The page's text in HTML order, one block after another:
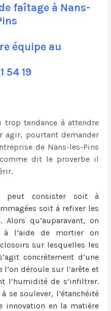
faîtage à Nans-
équipe au
54 19
tendance à attendre
agir, pourtant demander
de Nans-les-Pins
dit le proverbe il
peut consister soit à
soit à refixer les
qu’auparavant, on
l’aide de mortier on
sur lesquelles les
concrètement d’une
déroule sur l’arête et
l’humidité de s’infiltrer.
se soulever, l’étanchéité
innovation en la matière